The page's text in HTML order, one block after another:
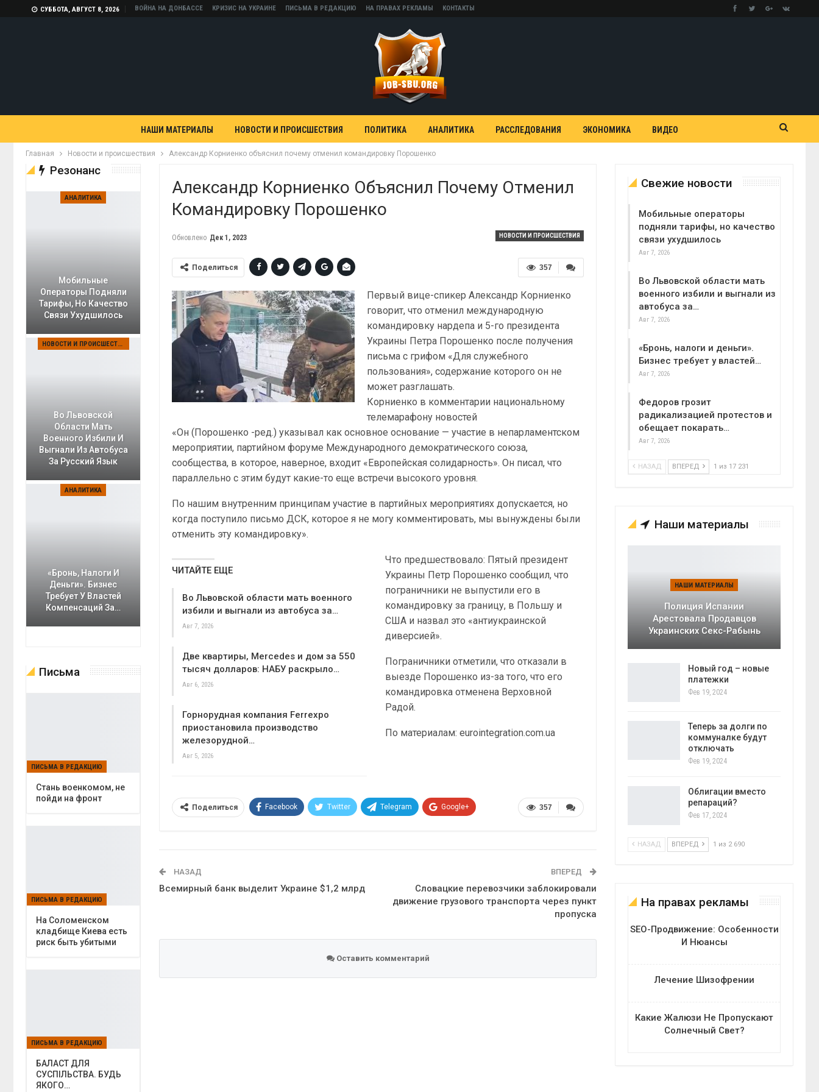
СУББОТА, АВГУСТ 8, 2026 ВОЙНА НА ДОНБАССЕ КРИЗИС НА УКРАИНЕ ПИСЬМА В РЕДАКЦИЮ НА ПРАВАХ РЕКЛАМЫ КОНТАКТЫ
НАШИ МАТЕРИАЛЫ НОВОСТИ И ПРОИСШЕСТВИЯ ПОЛИТИКА АНАЛИТИКА РАССЛЕДОВАНИЯ ЭКОНОМИКА ВИДЕО
Главная Новости и происшествия Александр Корниенко объяснил почему отменил командировку Порошенко
Александр Корниенко Объяснил Почему Отменил
Командировку Порошенко
НОВОСТИ И ПРОИСШЕСТВИЯ
Обновлено Дек 1, 2023
357
Поделиться
Первый вице-спикер Александр Корниенко
говорит, что отменил международную
командировку нардепа и 5-го президента
Украины Петра Порошенко после получения
письма с грифом «Для служебного
пользования», содержание которого он не
может разглашать.
Корниенко в комментарии национальному
телемарафону новостей
«Он (Порошенко -ред.) указывал как основное основание — участие в непарламентском
мероприятии, партийном форуме Международного демократического союза,
сообщества, в которое, наверное, входит «Европейская солидарность». Он писал, что
параллельно с этим будут какие-то еще встречи высокого уровня.
По нашим внутренним принципам участие в партийных мероприятиях допускается, но
когда поступило письмо ДСК, которое я не могу комментировать, мы вынуждены были
отменить эту командировку».
ЧИТАЙТЕ ЕЩЕ
Во Львовской области мать военного
избили и выгнали из автобуса за…
Авг 7, 2026
Две квартиры, Mercedes и дом за 550
тысяч долларов: НАБУ раскрыло…
Авг 6, 2026
Горнорудная компания Ferrexpo
приостановила производство
железорудной…
Авг 5, 2026
Что предшествовало: Пятый президент
Украины Петр Порошенко сообщил, что
пограничники не выпустили его в
командировку за границу, в Польшу и
США и назвал это «антиукраинской
диверсией».
Пограничники отметили, что отказали в
выезде Порошенко из-за того, что его
командировка отменена Верховной
Радой.
По материалам: eurointegration.com.ua
357
Поделиться Facebook Twitter Telegram Google+
НАЗАД
Всемирный банк выделит Украине $1,2 млрд
ВПЕРЕД
Словацкие перевозчики заблокировали
движение грузового транспорта через пункт
пропуска
Оставить комментарий
Свежие новости
Мобильные операторы
подняли тарифы, но качество
связи ухудшилось
Авг 7, 2026
Во Львовской области мать
военного избили и выгнали из
автобуса за…
Авг 7, 2026
«Бронь, налоги и деньги».
Бизнес требует у властей…
Авг 7, 2026
Федоров грозит
радикализацией протестов и
обещает покарать…
Авг 7, 2026
НАЗАД ВПЕРЕД 1 из 17 231
Наши материалы
НАШИ МАТЕРИАЛЫ
Полиция Испании
Арестовала Продавцов
Украинских Секс-Рабынь
Новый год – новые
платежки
Фев 19, 2024
Теперь за долги по
коммуналке будут
отключать
Фев 19, 2024
Облигации вместо
репараций?
Фев 17, 2024
НАЗАД ВПЕРЕД 1 из 2 690
На правах рекламы
SEO-Продвижение: Особенности
И Нюансы
Лечение Шизофрении
Какие Жалюзи Не Пропускают
Солнечный Свет?
Резонанс
АНАЛИТИКА
Мобильные
Операторы Подняли
Тарифы, Но Качество
Связи Ухудшилось
НОВОСТИ И ПРОИСШЕСТВИЯ
Во Львовской
Области Мать
Военного Избили И
Выгнали Из Автобуса
За Русский Язык
АНАЛИТИКА
«Бронь, Налоги И
Деньги». Бизнес
Требует У Властей
Компенсаций За…
Письма
ПИСЬМА В РЕДАКЦИЮ
Cтань военкомом, не
пойди на фронт
ПИСЬМА В РЕДАКЦИЮ
На Соломенском
кладбище Киева есть
риск быть убитыми
ПИСЬМА В РЕДАКЦИЮ
БАЛАСТ ДЛЯ
СУСПІЛЬСТВА. БУДЬ
ЯКОГО…